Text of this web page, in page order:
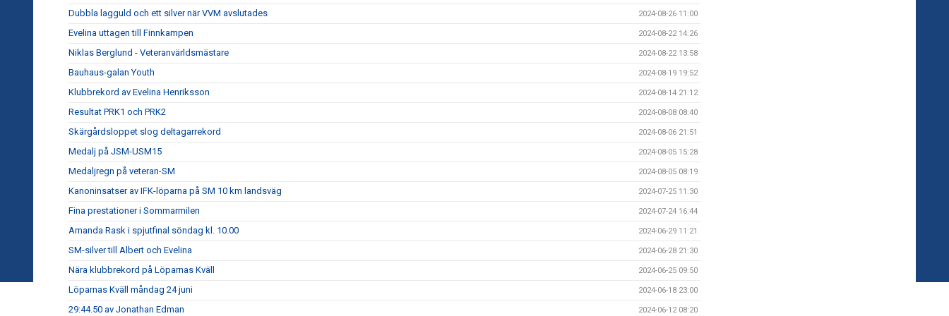
Dubbla lagguld och ett silver när VVM avslutades 2024-08-26 11:00
Evelina uttagen till Finnkampen 2024-08-22 14:26
Niklas Berglund - Veteranvärldsmästare 2024-08-22 13:58
Bauhaus-galan Youth 2024-08-19 19:52
Klubbrekord av Evelina Henriksson 2024-08-14 21:12
Resultat PRK1 och PRK2 2024-08-08 08:40
Skärgårdsloppet slog deltagarrekord 2024-08-06 21:51
Medalj på JSM-USM15 2024-08-05 15:28
Medaljregn på veteran-SM 2024-08-05 08:19
Kanoninsatser av IFK-löparna på SM 10 km landsväg 2024-07-25 11:30
Fina prestationer i Sommarmilen 2024-07-24 16:44
Amanda Rask i spjutfinal söndag kl. 10.00 2024-06-29 11:21
SM-silver till Albert och Evelina 2024-06-28 21:30
Nära klubbrekord på Löparnas Kväll 2024-06-25 09:50
Löparnas Kväll måndag 24 juni 2024-06-18 23:00
29:44.50 av Jonathan Edman 2024-06-12 08:20